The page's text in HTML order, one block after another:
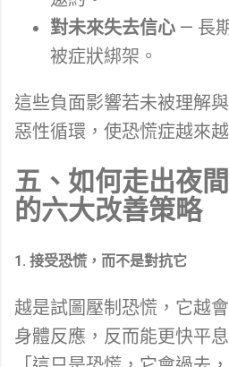
對未來失去信心 — 長
被症狀綁架。
這些負面影響若未被理解
惡性循環，使恐慌症越來越
五、如何走出夜
的六大改善策略
1. 接受恐慌，而不是對抗它
越是試圖壓制恐慌，它越
身體反應，反而能更快平